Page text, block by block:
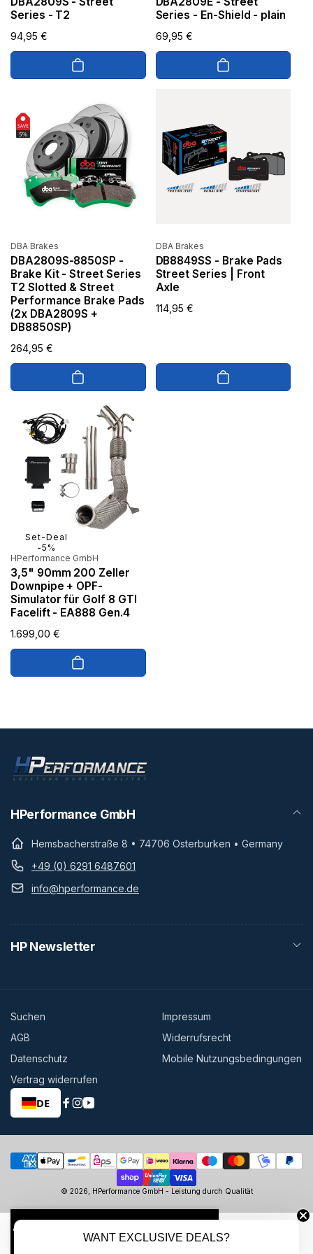
FILTERN UND SORTIEREN
Series - T2
Normaler
Preis
94,95 €
Series - En-Shield - plain
Normaler
Preis
69,95 €
Anbieter:
DBA Brakes
DBA2809S-8850SP -
Brake Kit - Street Series
T2 Slotted & Street
Performance Brake Pads
(2x DBA2809S +
DB8850SP)
Normaler
Preis
264,95 €
Anbieter:
DBA Brakes
DB8849SS - Brake Pads
Street Series | Front
Axle
Normaler
114,95 €
Set-Deal
-5%
Anbieter:
HPerformance GmbH
3,5" 90mm 200 Zeller
Downpipe + OPF-
Simulator für Golf 8 GTI
Facelift - EA888 Gen.4
Normaler
Preis
1.699,00 €
HPerformance GmbH
Hemsbacherstraße 8 • 74706 Osterburken • Germany
+49 (0) 6291 6487601
info@hperformance.de
HP Newsletter
Suchen
Impressum
AGB
Widerrufsrecht
Datenschutz
Mobile Nutzungsbedingungen
Vertrag widerrufen
DE
Facebook
Instagram
YouTube
Zahlungsmethoden
© 2026, HPerformance GmbH - Leistung durch Qualität
WANT EXCLUSIVE DEALS?
No Spam, just added value
SIGN ME UP!
NO, THANKS